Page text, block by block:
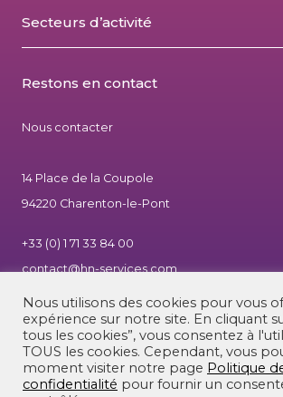
Secteurs d’activité
Restons en contact
Nous contacter
14 Place de la Coupole
94220 Charenton-le-Pont
+33 (0) 1 71 33 84 00
contact@hn-services.com
© 2026 - HN Services Mentions légales |
Nous utilisons des cookies pour vous
expérience sur notre site. En cliquant
tous les cookies”, vous consentez à
TOUS les cookies. Cependant, vous
moment visiter notre page Politique
confidentialité pour fournir un